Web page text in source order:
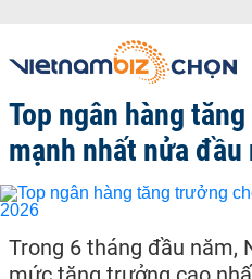
Top ngân hàng
mạnh nhất nửa đầu
Trong 6 tháng đầu năm,